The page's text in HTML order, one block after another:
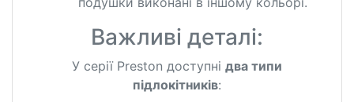
Важливі деталі:
У серії Preston доступні два типи
підлокітників: